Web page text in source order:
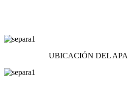
UBICACIÓN DEL